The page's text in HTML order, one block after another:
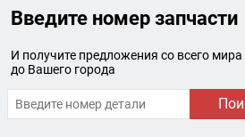
Введите номер запчасти
И получите предложения со всего
до Вашего города